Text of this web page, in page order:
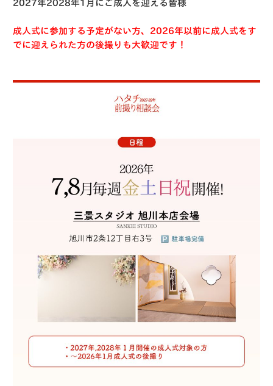
2027年2028年1月にご成人を迎える皆様
成人式に参加する予定がない方、2026年以前に成人式をす
でに迎えられた方の後撮りも大歓迎です！